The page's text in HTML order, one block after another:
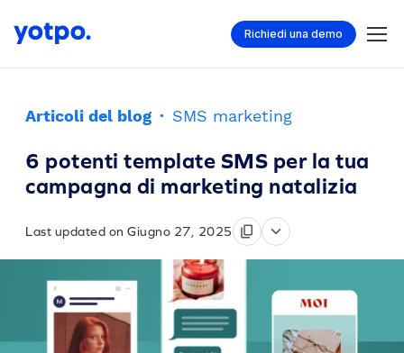
Richiedi una demo
Articoli del blog · SMS marketing
6 potenti template SMS per la tua
campagna di marketing natalizia
Last updated on Giugno 27, 2025